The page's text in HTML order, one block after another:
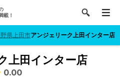
載！
県上田市アンジェリーク上田インター店
上田インター店
0.00